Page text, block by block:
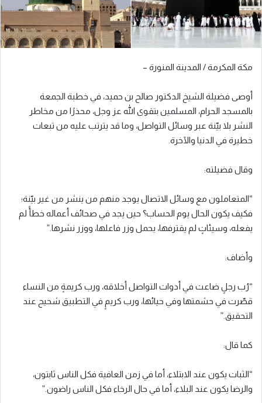
مكة المكرمة / المدينة المنورة –
أوصى فضيلة الشيخ الدكتور صالح بن حميد، في خطبة الجمعة
بالمسجد الحرام، المسلمين بتقوى الله عز وجل، محذرًا من مخاطر
النشر بلا بيّنة عبر وسائل التواصل، وما قد يترتب عليه من تبعات
خطيرة في الدنيا والآخرة.
وقال فضيلته:
“المتعاملون مع وسائل الاتصال يوجد منهم من ينشر من غير بيّنة؛
فكيف يكون الحال يوم الحساب؟ حين يجد في صحائف أعماله خطأً لم
يفعله، وسيئاتٍ لم يقترفها، يحمل وزر فاعلها، ووزر نشرها.”
وأضاف:
“رُب رجلٍ ضاعت في أدوات التواصل أخلاقه، ورب كريمةٍ من النساء
قصّرت في حشمتها وفي حيائها، ورب كريمٍ في التطبيق شحيح عند
التحقيق.”
كما قال:
“الثبات يكون عند الابتلاء، أما في زمن العافية فكل الناس ثابتون،
والرضا يكون عند البلاء، أما في حال الرخاء فكل الناس راضون.”